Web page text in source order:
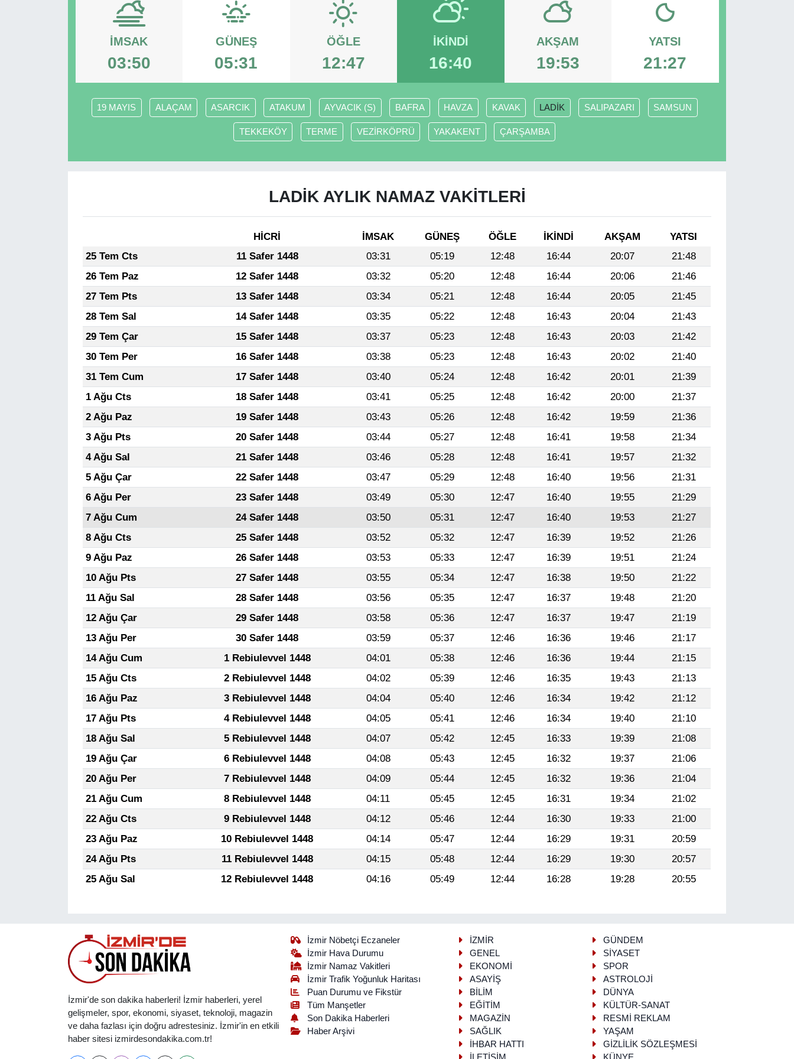
İMSAK
03:50
GÜNEŞ
05:31
ÖĞLE
12:47
İKINDI
16:40
AKŞAM
19:53
YATSI
21:27
19 MAYIS ALAÇAM ASARCIK ATAKUM AYVACIK (S) BAFRA HAVZA KAVAK LADİK SALIPAZARI SAMSUN
TEKKEKÖY TERME VEZİRKÖPRÜ YAKAKENT ÇARŞAMBA
LADİK AYLIK NAMAZ VAKITLERI
HİCRİ İMSAK GÜNEŞ ÖĞLE İKINDI AKŞAM
YATSI
25 Tem Cts
11 Safer 1448 03:31 05:19 12:48 16:44 20:07
21:48
26 Tem Paz
12 Safer 1448 03:32 05:20 12:48 16:44 20:06
21:46
27 Tem Pts
13 Safer 1448 03:34 05:21 12:48 16:44 20:05
21:45
28 Tem Sal
14 Safer 1448 03:35 05:22 12:48 16:43 20:04
21:43
29 Tem Çar
15 Safer 1448 03:37 05:23 12:48 16:43 20:03
21:42
30 Tem Per
16 Safer 1448 03:38 05:23 12:48 16:43 20:02
21:40
31 Tem Cum
17 Safer 1448 03:40 05:24 12:48 16:42 20:01
21:39
1 Ağu Cts
18 Safer 1448 03:41 05:25 12:48 16:42 20:00
21:37
2 Ağu Paz
19 Safer 1448 03:43 05:26 12:48 16:42 19:59
21:36
3 Ağu Pts
20 Safer 1448 03:44 05:27 12:48 16:41 19:58
21:34
4 Ağu Sal
21 Safer 1448 03:46 05:28 12:48 16:41 19:57
21:32
5 Ağu Çar
22 Safer 1448 03:47 05:29 12:48 16:40 19:56
21:31
6 Ağu Per
23 Safer 1448 03:49 05:30 12:47 16:40 19:55
21:29
7 Ağu Cum
24 Safer 1448 03:50 05:31 12:47 16:40 19:53
21:27
8 Ağu Cts
25 Safer 1448 03:52 05:32 12:47 16:39 19:52
21:26
9 Ağu Paz
26 Safer 1448 03:53 05:33 12:47 16:39 19:51
21:24
10 Ağu Pts
27 Safer 1448 03:55 05:34 12:47 16:38 19:50
21:22
11 Ağu Sal
28 Safer 1448 03:56 05:35 12:47 16:37 19:48
21:20
12 Ağu Çar
29 Safer 1448 03:58 05:36 12:47 16:37 19:47
21:19
13 Ağu Per
30 Safer 1448 03:59 05:37 12:46 16:36 19:46
21:17
14 Ağu Cum
1 Rebiulevvel 1448 04:01 05:38 12:46 16:36 19:44
21:15
15 Ağu Cts
2 Rebiulevvel 1448 04:02 05:39 12:46 16:35 19:43
21:13
16 Ağu Paz
3 Rebiulevvel 1448 04:04 05:40 12:46 16:34 19:42
21:12
17 Ağu Pts
4 Rebiulevvel 1448 04:05 05:41 12:46 16:34 19:40
21:10
18 Ağu Sal
5 Rebiulevvel 1448 04:07 05:42 12:45 16:33 19:39
21:08
19 Ağu Çar
6 Rebiulevvel 1448 04:08 05:43 12:45 16:32 19:37
21:06
20 Ağu Per
7 Rebiulevvel 1448 04:09 05:44 12:45 16:32 19:36
21:04
21 Ağu Cum
8 Rebiulevvel 1448 04:11 05:45 12:45 16:31 19:34
21:02
22 Ağu Cts
9 Rebiulevvel 1448 04:12 05:46 12:44 16:30 19:33
21:00
23 Ağu Paz
10 Rebiulevvel 1448 04:14 05:47 12:44 16:29 19:31
20:59
24 Ağu Pts
11 Rebiulevvel 1448 04:15 05:48 12:44 16:29 19:30
20:57
25 Ağu Sal
12 Rebiulevvel 1448 04:16 05:49 12:44 16:28 19:28 20:55
İzmir'de son dakika haberleri! İzmir haberleri, yerel
gelişmeler, spor, ekonomi, siyaset, teknoloji, magazin
ve daha fazlası için doğru adrestesiniz. İzmir'in en etkili
haber sitesi izmirdesondakika.com.tr!
İzmir Nöbetçi Eczaneler
İzmir Hava Durumu
İzmir Namaz Vakitleri
İzmir Trafik Yoğunluk Haritası
Puan Durumu ve Fikstür
Tüm Manşetler
Son Dakika Haberleri
Haber Arşivi
İZMİR
GÜNDEM
GENEL
SİYASET
EKONOMİ
SPOR
ASAYİŞ
ASTROLOJİ
BİLİM
DÜNYA
EĞİTİM
KÜLTÜR-SANAT
MAGAZİN
RESMİ REKLAM
SAĞLIK
YAŞAM
İHBAR HATTI
GİZLİLİK SÖZLEŞMESİ